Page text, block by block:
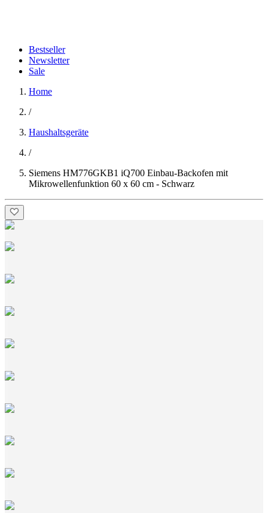
Bestseller
Newsletter
Sale
Home
/
Haushaltsgeräte
/
Siemens HM776GKB1 iQ700 Einbau-Backofen mit
Mikrowellenfunktion 60 x 60 cm - Schwarz